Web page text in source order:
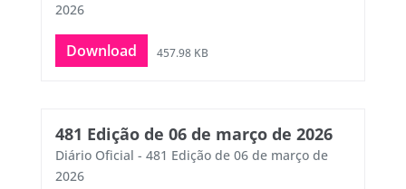
2026
Download 457.98 KB
481 Edição de 06 de março de 2026
Diário Oficial - 481 Edição de 06 de março de
2026